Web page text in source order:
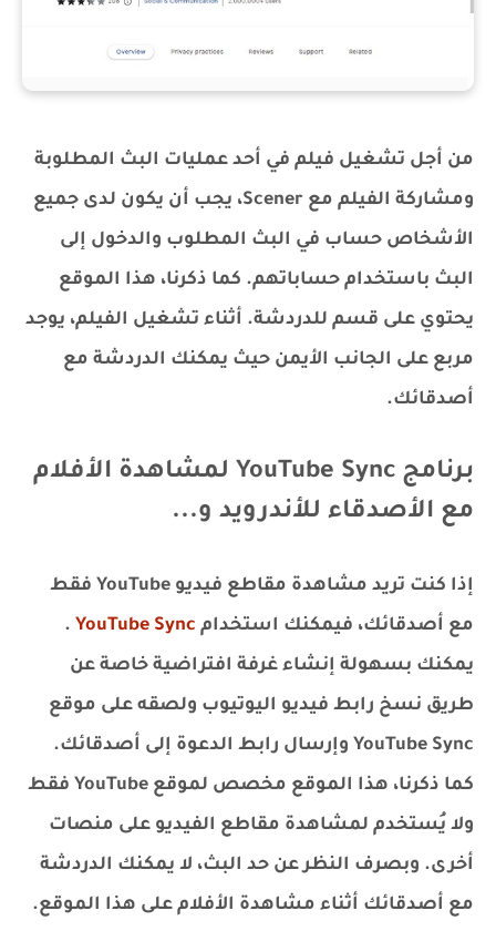
من أجل تشغيل فيلم في أحد عمليات البث المطلوبة
ومشاركة الفيلم مع Scener، يجب أن يكون لدى جميع
الأشخاص حساب في البث المطلوب والدخول إلى
البث باستخدام حساباتهم. كما ذكرنا، هذا الموقع
يحتوي على قسم للدردشة. أثناء تشغيل الفيلم، يوجد
مربع على الجانب الأيمن حيث يمكنك الدردشة مع
أصدقائك.
برنامج YouTube Sync لمشاهدة الأفلام
مع الأصدقاء للأندرويد و...
إذا كنت تريد مشاهدة مقاطع فيديو YouTube فقط
مع أصدقائك، فيمكنك استخدام YouTube Sync
.
يمكنك بسهولة إنشاء غرفة افتراضية خاصة عن
طريق نسخ رابط فيديو اليوتيوب ولصقه على موقع
YouTube Sync وإرسال رابط الدعوة إلى أصدقائك.
كما ذكرنا، هذا الموقع مخصص لموقع YouTube فقط
ولا يُستخدم لمشاهدة مقاطع الفيديو على منصات
أخرى. وبصرف النظر عن حد البث، لا يمكنك الدردشة
مع أصدقائك أثناء مشاهدة الأفلام على هذا الموقع.